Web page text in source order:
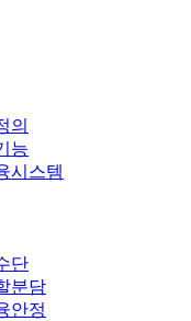
의
능
시스템
단
분담
안정